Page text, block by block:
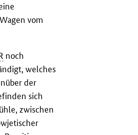
vom
noch
welches
der
sich
zwischen